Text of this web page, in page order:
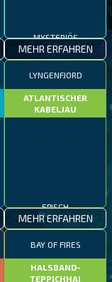
MYSTERIÖS
MEHR ERFAHREN
LYNGENFJORD
ATLANTISCHER
KABELJAU
EPISCH
MEHR ERFAHREN
BAY OF FIRES
HALSBAND-
TEPPICHHAI